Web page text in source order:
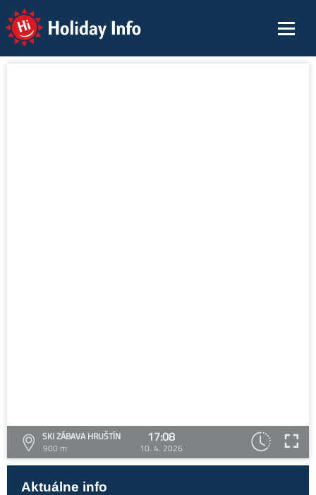
Holiday Info
SKI ZÁBAVA HRUŠTÍN
900 m
17:08
10. 4. 2026
Aktuálne info